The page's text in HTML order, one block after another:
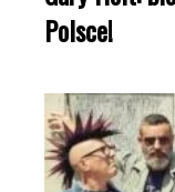
Polsce!